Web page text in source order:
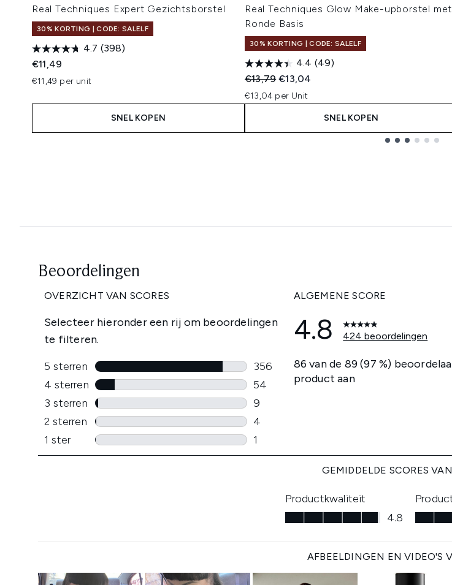
Real Techniques Expert Gezichtsborstel
30% KORTING | CODE: SALELF
4.7 (398)
€11,49
€11,49 per unit
SNEL KOPEN
Real Techniques Glow Make-upborstel met
Ronde Basis
30% KORTING | CODE: SALELF
4.4 (49)
Recommended Retail Price:
€13,79Huidige prijs:
€13,04
€13,04 per Unit
SNEL KOPEN